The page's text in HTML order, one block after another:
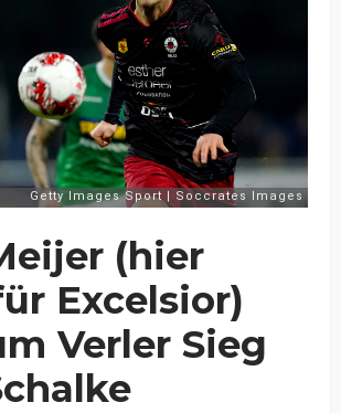
(hier
Excelsior)
Verler Sieg